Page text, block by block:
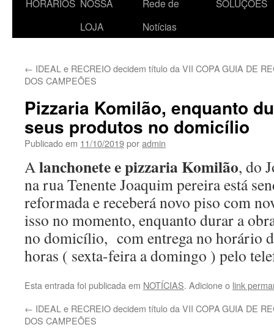
HORÁRIOS NOSSA
LOJA
Rede de
Notícias
SOLUÇÕES
← IDEAL e RECREIO decidem título da VII COPA
DOS CAMPEÕES
GUIA DE
Pizzaria Komilão, enquanto
seus produtos no domicílio
Publicado em 11/10/2019poradmin
Alanchonete e pizzaria Komilão, do
na rua Tenente Joaquim pereira está
reformada e receberá novo piso com
isso no momento, enquanto durar a
no domicílio, com entrega no horário
horas ( sexta-feira a domingo ) pelo
Esta entrada foi publicada em NOTÍCIAS. Adicione o link
← IDEAL e RECREIO decidem título da VII COPA
DOS CAMPEÕES
GUIA DE